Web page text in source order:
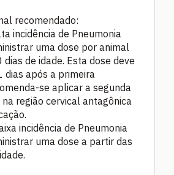
recomendado:
incidência de Pneumonia
uma dose por animal
de idade. Esta dose deve
dias após a primeira
se aplicar a segunda
região cervical antagônica
incidência de Pneumonia
uma dose a partir das